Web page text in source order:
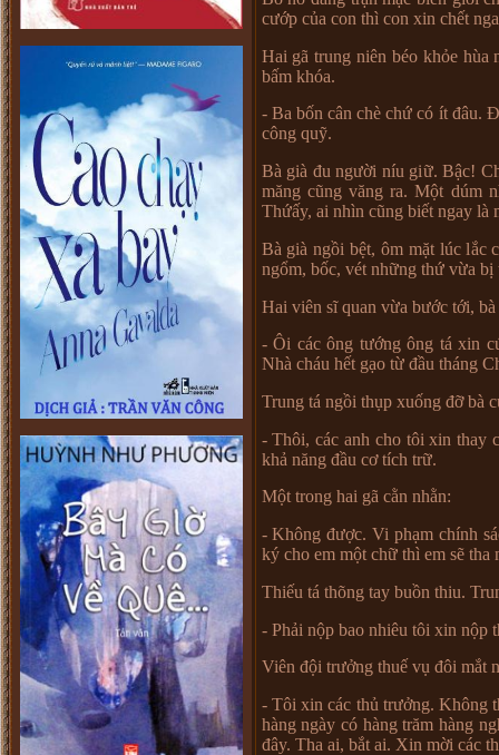
cướp của con thì con xin chết
Hai gã trung niên béo khỏe hùa
bấm khóa.
- Ba bốn cân chè chứ có ít đâu.
công quỹ.
Bà già đu người níu giữ. Bậc!
măng cũng văng ra. Một dúm
Thứấy, ai nhìn cũng biết ngay là
Bà già ngồi bệt, ôm mặt lúc lắc
ngổm, bốc, vét những thứvừa bị
Hai viên sĩ quan vừa bước tới, bà
- Ôi các ông tướng ông tá xin c
Nhà cháu hết gạo từđầu tháng
Trung tá ngồi thụp xuống đỡbà c
- Thôi, các anh cho tôi xin thay
khả năng đầu cơtích trữ.
Một trong hai gã cằn nhằn:
- Không được. Vi phạm chính
ký cho em một chữthì em sẽtha
Thiếu tá thõng tay buồn thiu.
- Phải nộp bao nhiêu tôi xin nộp
Viên đội trưởng thuếvụ đôi mắt
- Tôi xin các thủ trưởng. Không
hàng ngày có hàng trăm hàng
đây. Tha ai, bắt ai. Xin mời các th